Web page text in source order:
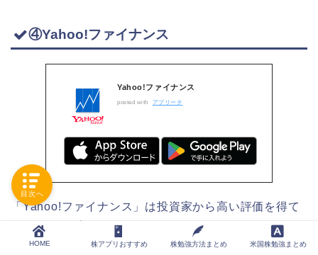
④Yahoo!ファイナンス
Yahoo!ファイナンス
posted with アプリーチ
「Yahoo!ファイナンス」は投資家から高い評価を得て
いる情報アプリです。
HOME 株アプリおすすめ 株勉強方法まとめ 米国株勉強まとめ
目次へ